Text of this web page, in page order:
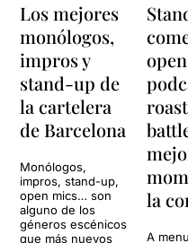
Los mejores
monólogos,
impros y
stand-up de
la cartelera
de Barcelona
Monólogos,
impros, stand-up,
open mics… son
alguno de los
géneros escénicos
que más nuevos
roast
la
A